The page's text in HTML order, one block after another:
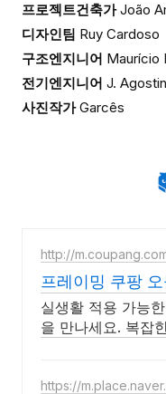
프로젝트건축가João
디자인팀 Ruy Cardoso
구조엔지니어 Maurício
전기엔지니어 J.
사진작가Garcês
http://
프레이밍 쿠팡
실생활 적용 가능
을 만나세요. 복잡
https://